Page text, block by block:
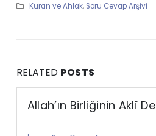
Kuran ve Ahlak, Soru Cevap Arşivi
RELATED POSTS
Allah’ın Birliğinin Aklî